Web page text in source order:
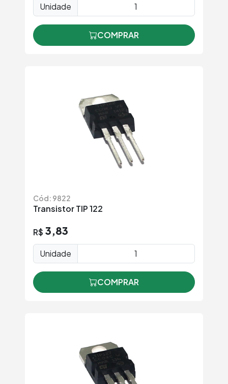
Unidade
COMPRAR
Cód: 9822
Transistor TIP 122
R$ 3,83
Unidade
COMPRAR